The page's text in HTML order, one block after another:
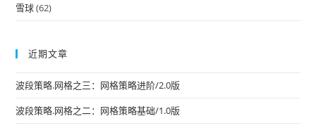
雪球(62)
近期文章
波段策略.网格之三：网格策略进阶/2.0版
波段策略.网格之二：网格策略基础/1.0版